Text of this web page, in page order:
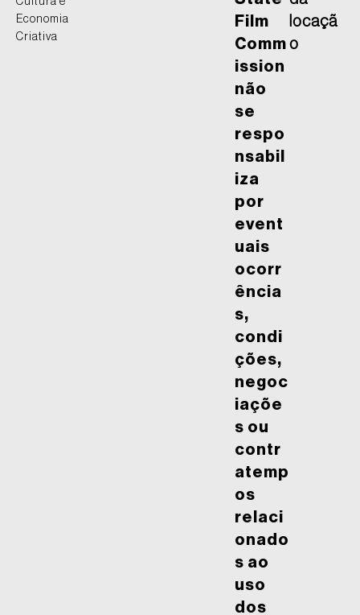
Economia
Criativa
Film
Comm
ission
não
se
respo
nsabil
iza
por
event
uais
ocorr
ência
s,
condi
ções,
negoc
iaçõe
s ou
contr
atemp
os
relaci
onado
s ao
uso
dos
locaçã
o